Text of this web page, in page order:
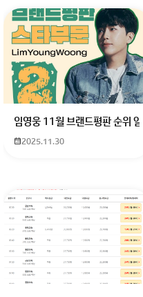
임영웅 11월 브랜드평판 순위
2025.11.30